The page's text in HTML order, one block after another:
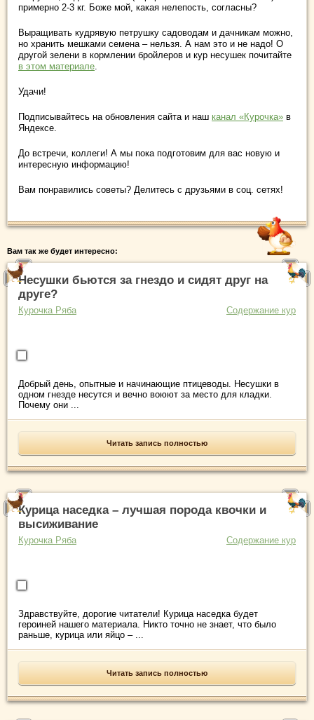
примерно 2-3 кг. Боже мой, какая нелепость, согласны?
Выращивать кудрявую петрушку садоводам и дачникам можно,
но хранить мешками семена – нельзя. А нам это и не надо! О
другой зелени в кормлении бройлеров и кур несушек почитайте
в этом материале.
Удачи!
Подписывайтесь на обновления сайта и наш канал «Курочка» в
Яндексе.
До встречи, коллеги! А мы пока подготовим для вас новую и
интересную информацию!
Вам понравились советы? Делитесь с друзьями в соц. сетях!
Вам так же будет интересно:
Несушки бьются за гнездо и сидят друг на
друге?
Курочка Ряба Содержание кур
Добрый день, опытные и начинающие птицеводы. Несушки в
одном гнезде несутся и вечно воюют за место для кладки.
Почему они ...
Читать запись полностью
Курица наседка – лучшая порода квочки и
высиживание
Курочка Ряба Содержание кур
Здравствуйте, дорогие читатели! Курица наседка будет
героиней нашего материала. Никто точно не знает, что было
раньше, курица или яйцо – ...
Читать запись полностью